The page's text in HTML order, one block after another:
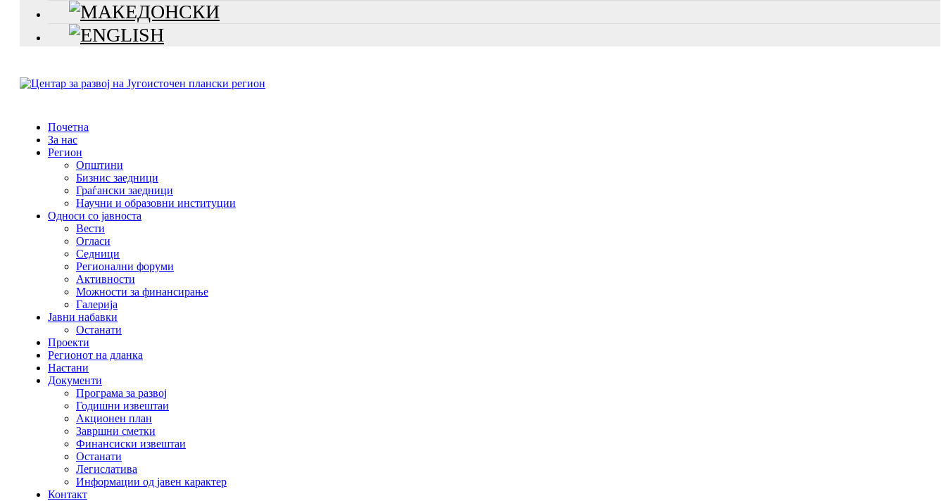
Почетна
За нас
Регион
Општини
Бизнис заедници
Граѓански заедници
Научни и образовни институции
Односи со јавноста
Вести
Огласи
Седници
Регионални форуми
Активности
Можности за финансирање
Галерија
Јавни набавки
Останати
Проекти
Регионот на дланка
Настани
Документи
Програма за развој
Годишни извештаи
Акционен план
Завршни сметки
Финансиски извештаи
Останати
Легислатива
Информации од јавен карактер
Контакт